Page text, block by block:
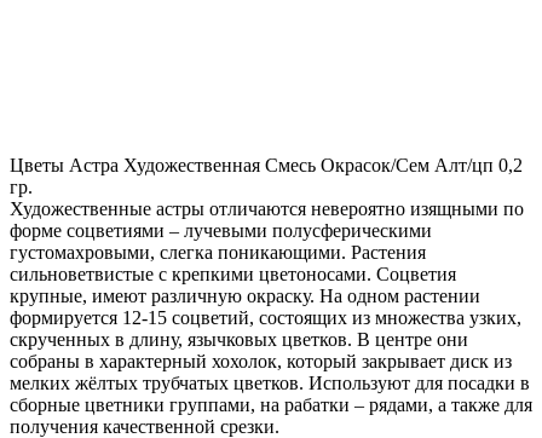
Цветы Астра Художественная Смесь Окрасок/Сем Алт/цп 0,2
гр.
Художественные астры отличаются невероятно изящными по
форме соцветиями – лучевыми полусферическими
густомахровыми, слегка поникающими. Растения
сильноветвистые с крепкими цветоносами. Соцветия
крупные, имеют различную окраску. На одном растении
формируется 12-15 соцветий, состоящих из множества узких,
скрученных в длину, язычковых цветков. В центре они
собраны в характерный хохолок, который закрывает диск из
мелких жёлтых трубчатых цветков. Используют для посадки в
сборные цветники группами, на рабатки – рядами, а также для
получения качественной срезки.